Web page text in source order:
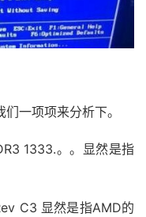
一项项来分析下。
1333.。。显然是指
C3 显然是指AMD的